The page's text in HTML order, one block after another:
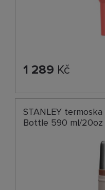
1 289 Kč
STANLEY
Bottle 590 ml/20oz